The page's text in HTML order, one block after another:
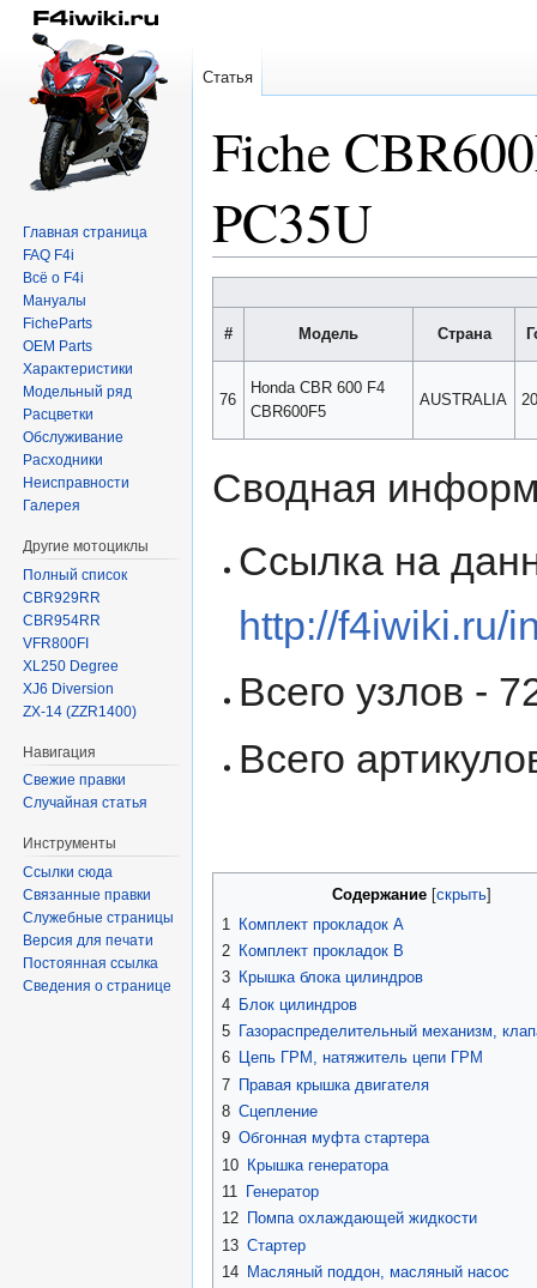
Fiche
PC35U
навигации
поиску
# Модель Страна
76
Honda CBR 600 F4
CBR600F5
AUSTRALIA
Сводная
Ссылка на
http://f4iwiki.ru/
Всего узлов -
Всего
Содержание
1
Комплект прокладок A
2 Комплект прокладок B
3 Крышка блока цилиндров
4 Блок цилиндров
5 Газораспределительный механизм,
6 Цепь ГРМ, натяжитель цепи ГРМ
7 Правая крышка двигателя
8 Сцепление
9 Обгонная муфта стартера
10 Крышка генератора
11 Генератор
12 Помпа охлаждающей жидкости
13 Стартер
14 Масляный поддон, масляный насос
Статья
Главная страница
FAQ F4i
Всё о F4i
Мануалы
FicheParts
OEM Parts
Характеристики
Модельный ряд
Расцветки
Обслуживание
Расходники
Неисправности
Галерея
Другие мотоциклы
Полный список
CBR929RR
CBR954RR
VFR800FI
XL250 Degree
XJ6 Diversion
ZX-14 (ZZR1400)
Навигация
Свежие правки
Случайная статья
Инструменты
Ссылки сюда
Связанные правки
Служебные страницы
Версия для печати
Постоянная ссылка
Сведения о странице